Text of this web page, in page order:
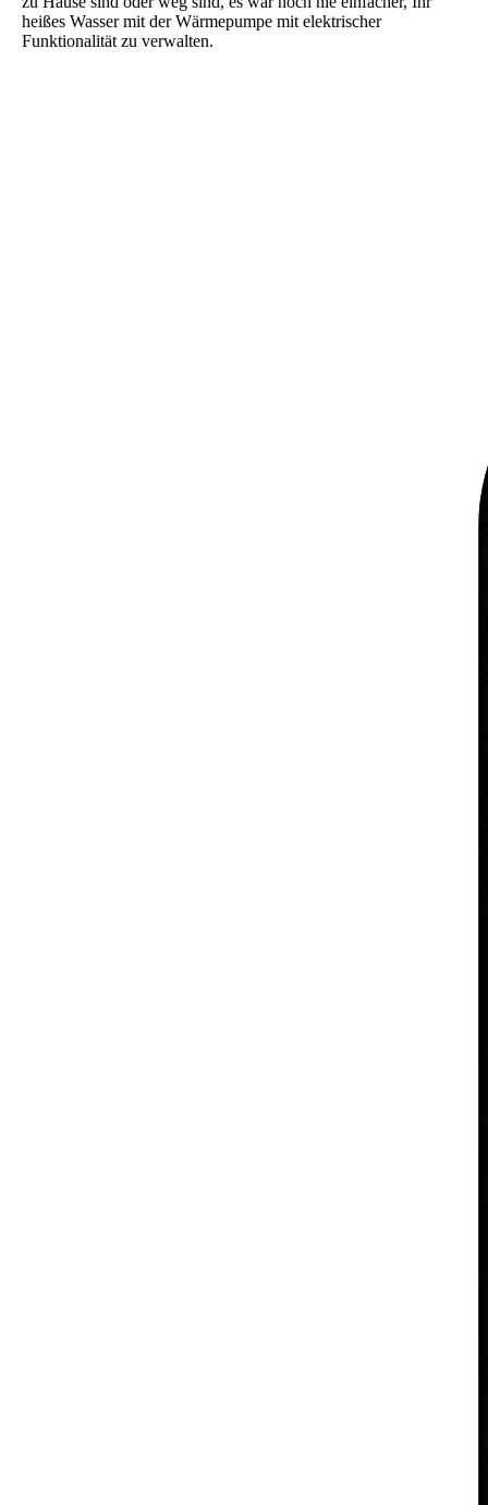
heißes Wasser mit der Wärmepumpe mit elektrischer
Funktionalität zu verwalten.